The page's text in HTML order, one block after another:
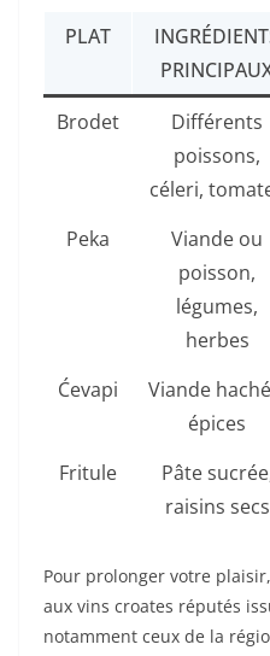
PLAT
Brodet
Différents
poissons,
céleri,
Peka
Viande ou
poisson,
légumes,
herbes
Ćevapi
Viande
épices
Fritule
Pâte
raisins secs
Pour prolonger votre
aux vins croates réputés
notamment ceux de la